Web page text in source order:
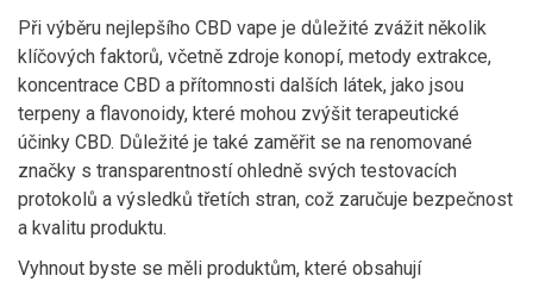
Při výběru nejlepšího CBD vape je důležité zvážit několik
klíčových faktorů, včetně zdroje konopí, metody extrakce,
koncentrace CBD a přítomnosti dalších látek, jako jsou
terpeny a flavonoidy, které mohou zvýšit terapeutické
účinky CBD. Důležité je také zaměřit se na renomované
značky s transparentností ohledně svých testovacích
protokolů a výsledků třetích stran, což zaručuje bezpečnost
a kvalitu produktu.
Vyhnout byste se měli produktům, které obsahují